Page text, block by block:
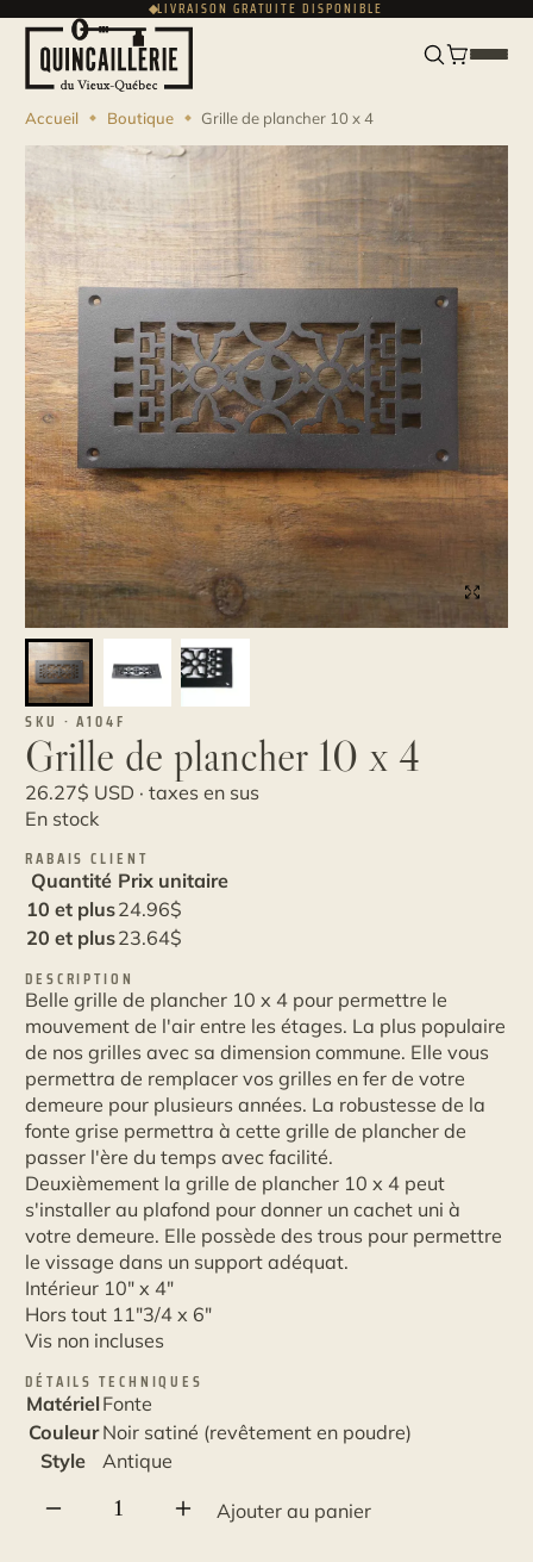
LIVRAISON GRATUITE DISPONIBLE
ENGLISHUSD
Accueil Boutique Grille de plancher 10 x 4
SKU · A104F
Grille de plancher 10 x 4
26.27$ USD · taxes en sus
En stock
RABAIS CLIENT
Quantité Prix unitaire
10 et plus24.96$
20 et plus23.64$
DESCRIPTION
Belle grille de plancher 10 x 4 pour permettre le
mouvement de l'air entre les étages. La plus populaire
de nos grilles avec sa dimension commune. Elle vous
permettra de remplacer vos grilles en fer de votre
demeure pour plusieurs années. La robustesse de la
fonte grise permettra à cette grille de plancher de
passer l'ère du temps avec facilité.
Deuxièmement la grille de plancher 10 x 4 peut
s'installer au plafond pour donner un cachet uni à
votre demeure. Elle possède des trous pour permettre
le vissage dans un support adéquat.
Intérieur 10" x 4"
Hors tout 11"3/4 x 6"
Vis non incluses
DÉTAILS TECHNIQUES
Matériel Fonte
Couleur Noir satiné (revêtement en poudre)
Style
Antique
quantité
Ajouter au panier